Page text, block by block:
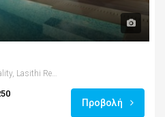
Προβολή